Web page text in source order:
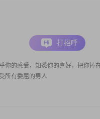
你的感受，知悉你的喜好，把你捧
所有委屈的男人
打招呼